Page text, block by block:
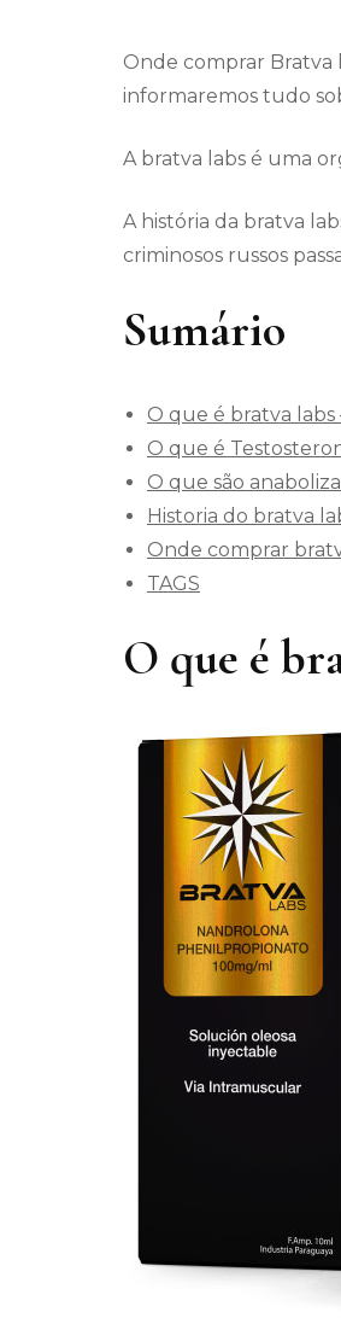
Onde comprar Bratva
informaremos tudo
A bratva labs é uma
A história da bratva
criminosos russos
Sumário
O que é bratva labs
O que é
O que são
Historia do bratva
Onde comprar
TAGS
O que é